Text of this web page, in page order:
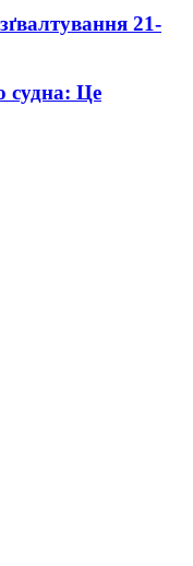
21-
судна: Це